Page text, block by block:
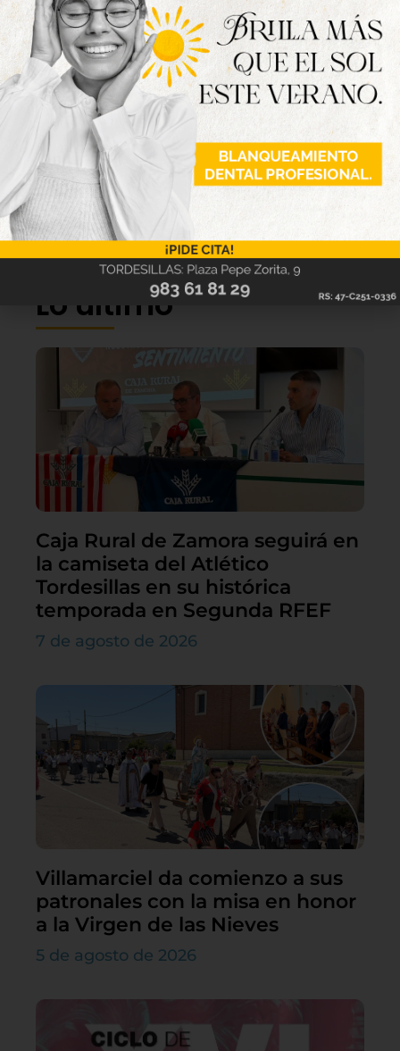
Lo último
Caja Rural de Zamora seguirá en
la camiseta del Atlético
Tordesillas en su histórica
temporada en Segunda RFEF
7 de agosto de 2026
Villamarciel da comienzo a sus
patronales con la misa en honor
a la Virgen de las Nieves
5 de agosto de 2026